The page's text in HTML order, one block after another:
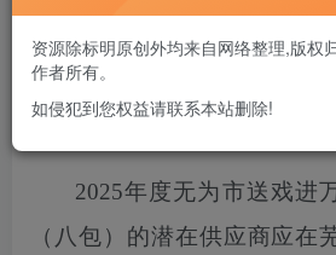
您当前未登录！建议登陆
项目概况
2025年度无为市送戏进
（八包） 的潜在供应商应在
资源除标明原创外均来自网络整理,版权
作者所有。
如侵犯到您权益请联系本站删除!